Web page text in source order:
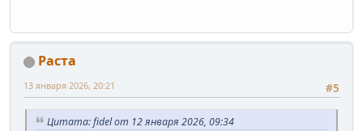
Раста
#5
13 января 2026, 20:21
Цитата: fidel от 12 января 2026, 09:34